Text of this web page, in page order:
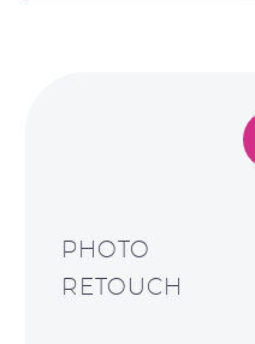
PHOTO
RETOUCH